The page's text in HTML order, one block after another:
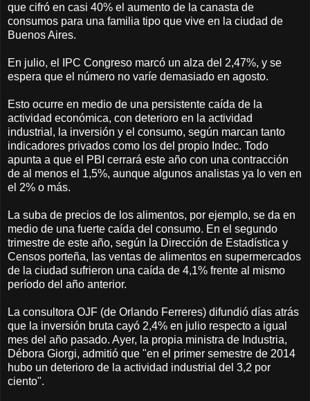
que cifró en casi 40% el aumento de la canasta de
consumos para una familia tipo que vive en la ciudad de
Buenos Aires.
En julio, el IPC Congreso marcó un alza del 2,47%, y se
espera que el número no varíe demasiado en agosto.
Esto ocurre en medio de una persistente caída de la
actividad económica, con deterioro en la actividad
industrial, la inversión y el consumo, según marcan tanto
indicadores privados como los del propio Indec. Todo
apunta a que el PBI cerrará este año con una contracción
de al menos el 1,5%, aunque algunos analistas ya lo ven en
el 2% o más.
La suba de precios de los alimentos, por ejemplo, se da en
medio de una fuerte caída del consumo. En el segundo
trimestre de este año, según la Dirección de Estadística y
Censos porteña, las ventas de alimentos en supermercados
de la ciudad sufrieron una caída de 4,1% frente al mismo
período del año anterior.
La consultora OJF (de Orlando Ferreres) difundió días atrás
que la inversión bruta cayó 2,4% en julio respecto a igual
mes del año pasado. Ayer, la propia ministra de Industria,
Débora Giorgi, admitió que "en el primer semestre de 2014
hubo un deterioro de la actividad industrial del 3,2 por
ciento".